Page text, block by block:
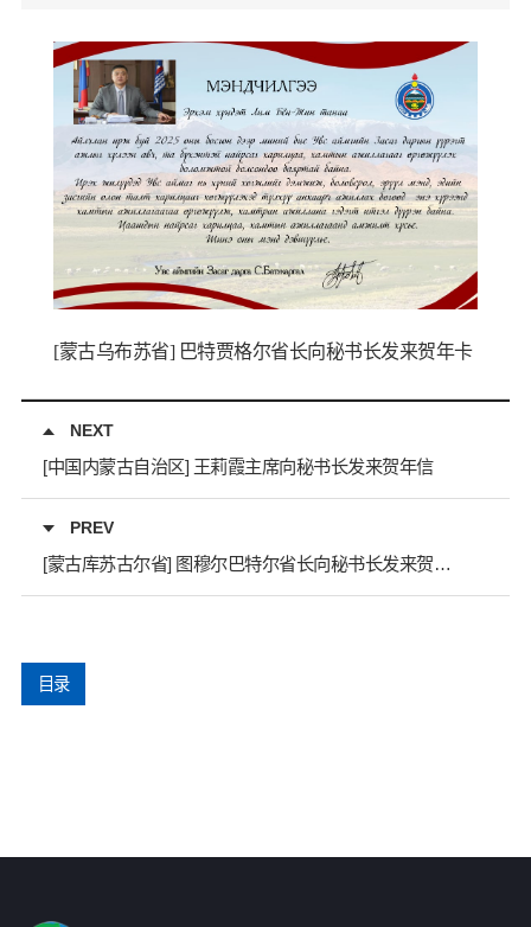
[蒙古乌布苏省] 巴特贾格尔省长向秘书长发来贺年卡
NEXT
[中国内蒙古自治区] 王莉霞主席向秘书长发来贺年信
PREV
[蒙古库苏古尔省] 图穆尔巴特尔省长向秘书长发来贺年卡
目录